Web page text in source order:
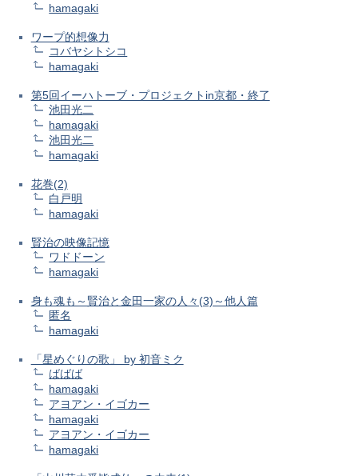
hamagaki
ワープ的想像力
コバヤシトシコ
hamagaki
第5回イーハトーブ・プロジェクトin京都・終了
池田光二
hamagaki
池田光二
hamagaki
花巻(2)
白戸明
hamagaki
賢治の映像記憶
ワドドーン
hamagaki
身も魂も～賢治と金田一家の人々(3)～他人篇
匿名
hamagaki
「星めぐりの歌」 by 初音ミク
ばばば
hamagaki
アヨアン・イゴカー
hamagaki
アヨアン・イゴカー
hamagaki